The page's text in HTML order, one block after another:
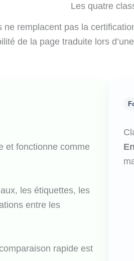
Les quatre
remplacent pas la
de la page traduite lors
et fonctionne comme
les étiquettes, les
entre les
rapide est